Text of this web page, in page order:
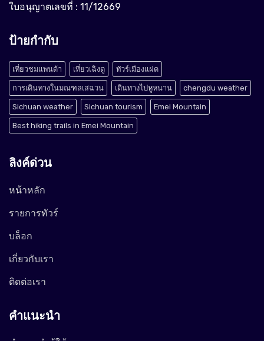
ใบอนุญาตเลขที่ : 11/12669
ป้ายกำกับ
เที่ยวชมแพนด้า เที่ยวเฉิงตู ทัวร์เมืองแฝด
การเดินทางในมณฑลเสฉวน เดินทางไปหูหนาน chengdu weather
Sichuan weather Sichuan tourism Emei Mountain
Best hiking trails in Emei Mountain
ลิงค์ด่วน
หน้าหลัก
รายการทัวร์
บล็อก
เกี่ยวกับเรา
ติดต่อเรา
คำแนะนำ